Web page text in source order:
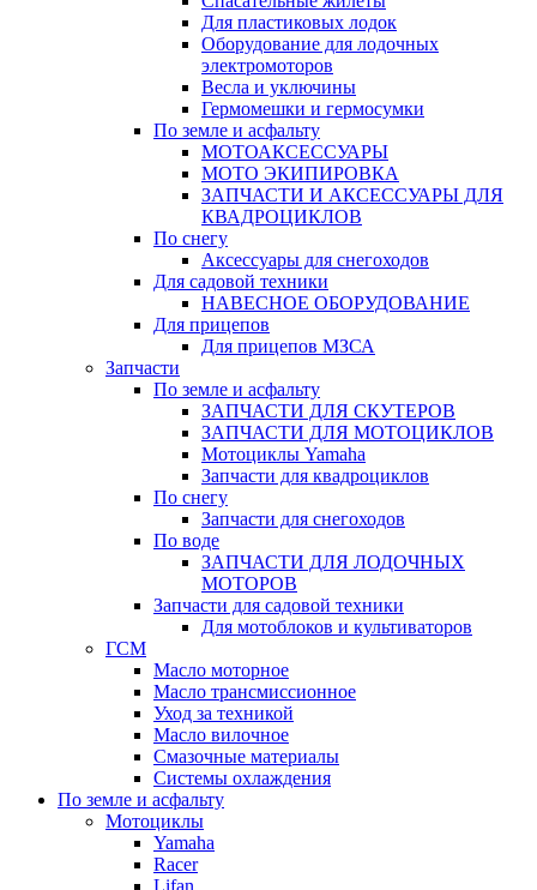
Для пластиковых лодок
Оборудование для лодочных
электромоторов
Весла и уключины
Гермомешки и гермосумки
По земле и асфальту
МОТОАКСЕССУАРЫ
МОТО ЭКИПИРОВКА
ЗАПЧАСТИ И АКСЕССУАРЫ ДЛЯ
КВАДРОЦИКЛОВ
По снегу
Аксессуары для снегоходов
Для садовой техники
НАВЕСНОЕ ОБОРУДОВАНИЕ
Для прицепов
Для прицепов МЗСА
Запчасти
По земле и асфальту
ЗАПЧАСТИ ДЛЯ СКУТЕРОВ
ЗАПЧАСТИ ДЛЯ МОТОЦИКЛОВ
Мотоциклы Yamaha
Запчасти для квадроциклов
По снегу
Запчасти для снегоходов
По воде
ЗАПЧАСТИ ДЛЯ ЛОДОЧНЫХ
МОТОРОВ
Запчасти для садовой техники
Для мотоблоков и культиваторов
ГСМ
Масло моторное
Масло трансмиссионное
Уход за техникой
Масло вилочное
Смазочные материалы
Системы охлаждения
По земле и асфальту
Мотоциклы
Yamaha
Racer
Lifan